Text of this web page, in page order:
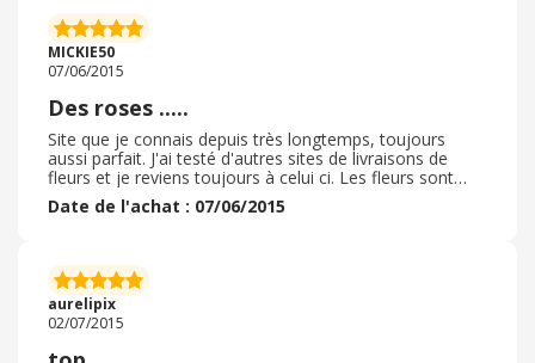
MICKIE50
07/06/2015
Des roses .....
Site que je connais depuis très longtemps, toujours
aussi parfait. J'ai testé d'autres sites de livraisons de
fleurs et je reviens toujours à celui ci. Les fleurs sont
fraiches, la livraison est soignée et les prix sont
raisonnables
Date de l'achat : 07/06/2015
aurelipix
02/07/2015